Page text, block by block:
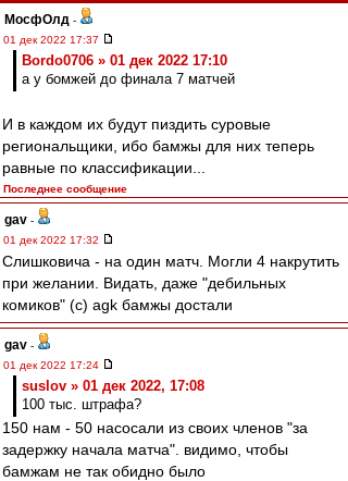
МосфОлд -
01 дек 2022 17:37
Bordo0706 » 01 дек 2022 17:10
а у бомжей до финала 7 матчей
И в каждом их будут пиздить суровые
региональщики, ибо бамжы для них теперь
равные по классификации...
Последнее сообщение
gav -
01 дек 2022 17:32
Слишковича - на один матч. Могли 4 накрутить
при желании. Видать, даже "дебильных
комиков" (с) agk бамжы достали
gav -
01 дек 2022 17:24
suslov » 01 дек 2022, 17:08
100 тыс. штрафа?
150 нам - 50 насосали из своих членов "за
задержку начала матча". видимо, чтобы
бамжам не так обидно было